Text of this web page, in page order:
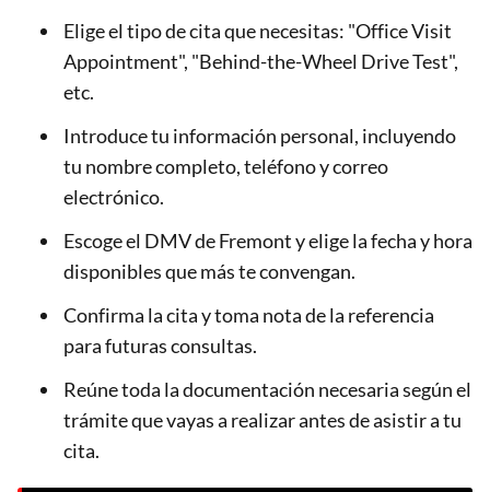
Elige el tipo de cita que necesitas: "Office Visit
Appointment", "Behind-the-Wheel Drive Test",
etc.
Introduce tu información personal, incluyendo
tu nombre completo, teléfono y correo
electrónico.
Escoge el DMV de Fremont y elige la fecha y hora
disponibles que más te convengan.
Confirma la cita y toma nota de la referencia
para futuras consultas.
Reúne toda la documentación necesaria según el
trámite que vayas a realizar antes de asistir a tu
cita.